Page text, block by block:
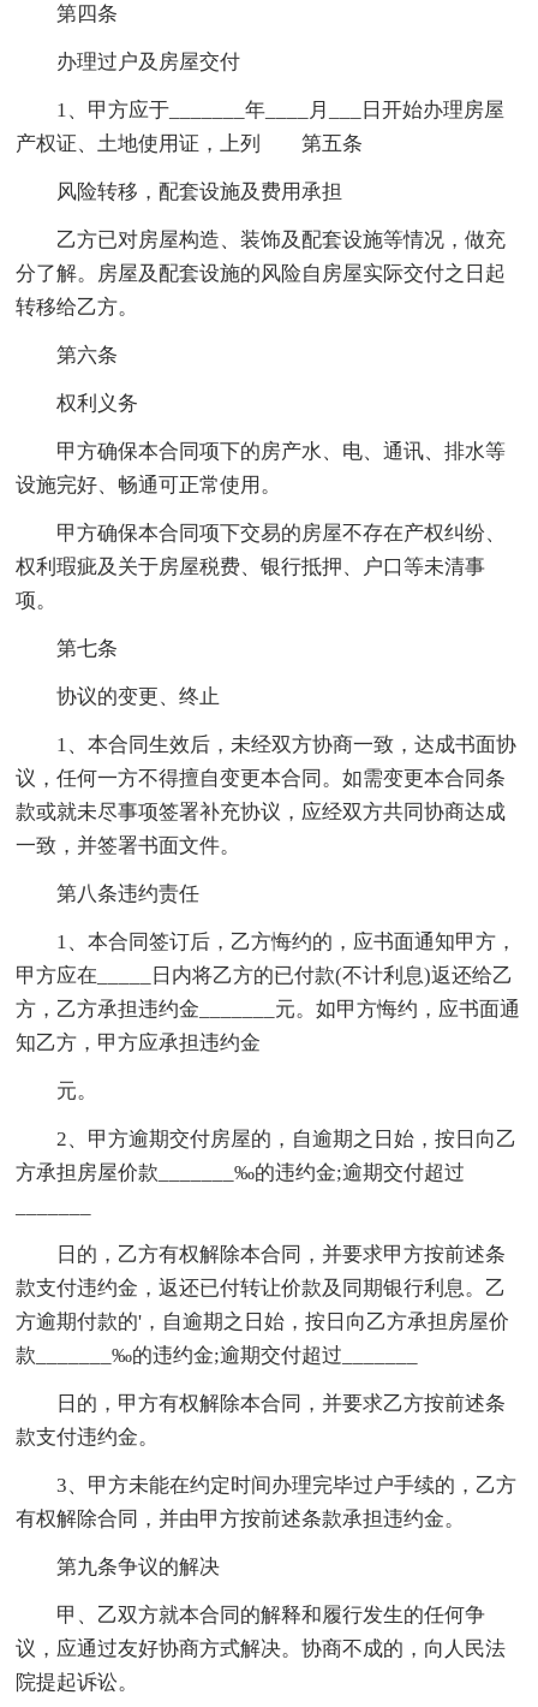
第四条
办理过户及房屋交付
1、甲方应于_______年____月___日开始办理房屋
产权证、土地使用证，上列 第五条
风险转移，配套设施及费用承担
乙方已对房屋构造、装饰及配套设施等情况，做充
分了解。房屋及配套设施的风险自房屋实际交付之日起
转移给乙方。
第六条
权利义务
甲方确保本合同项下的房产水、电、通讯、排水等
设施完好、畅通可正常使用。
甲方确保本合同项下交易的房屋不存在产权纠纷、
权利瑕疵及关于房屋税费、银行抵押、户口等未清事
项。
第七条
协议的变更、终止
1、本合同生效后，未经双方协商一致，达成书面协
议，任何一方不得擅自变更本合同。如需变更本合同条
款或就未尽事项签署补充协议，应经双方共同协商达成
一致，并签署书面文件。
第八条违约责任
1、本合同签订后，乙方悔约的，应书面通知甲方，
甲方应在_____日内将乙方的已付款(不计利息)返还给乙
方，乙方承担违约金_______元。如甲方悔约，应书面通
知乙方，甲方应承担违约金
元。
2、甲方逾期交付房屋的，自逾期之日始，按日向乙
方承担房屋价款_______‰的违约金;逾期交付超过
日的，乙方有权解除本合同，并要求甲方按前述条
款支付违约金，返还已付转让价款及同期银行利息。乙
方逾期付款的'，自逾期之日始，按日向乙方承担房屋价
款_______‰的违约金;逾期交付超过_______
日的，甲方有权解除本合同，并要求乙方按前述条
款支付违约金。
3、甲方未能在约定时间办理完毕过户手续的，乙方
有权解除合同，并由甲方按前述条款承担违约金。
第九条争议的解决
甲、乙双方就本合同的解释和履行发生的任何争
议，应通过友好协商方式解决。协商不成的，向人民法
院提起诉讼。